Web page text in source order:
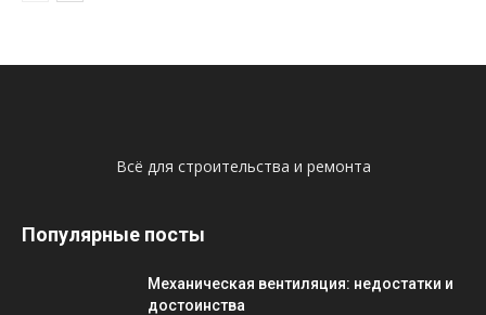
Всё для строительства и ремонта
Популярные посты
Механическая вентиляция: недостатки и
достоинства